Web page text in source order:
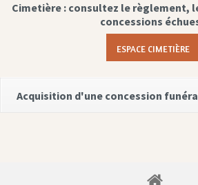
Cimetière : consultez le règlement,
concessions
ESPACE CIMETIÈRE
Acquisition d'une concession